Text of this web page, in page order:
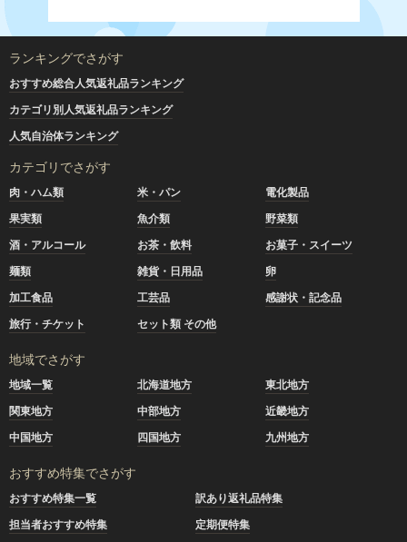
ランキングでさがす
おすすめ総合人気返礼品ランキング
カテゴリ別人気返礼品ランキング
人気自治体ランキング
カテゴリでさがす
肉・ハム類 米・パン
電化製品
果実類
魚介類
野菜類
酒・アルコール
お茶・飲料
お菓子・スイーツ
麺類
雑貨・日用品
卵
加工食品
工芸品
感謝状・記念品
旅行・チケット
セット類 その他
地域でさがす
地域一覧 北海道地方
東北地方
関東地方
中部地方
近畿地方
中国地方
四国地方 九州地方
おすすめ特集でさがす
おすすめ特集一覧
訳あり返礼品特集
担当者おすすめ特集
定期便特集